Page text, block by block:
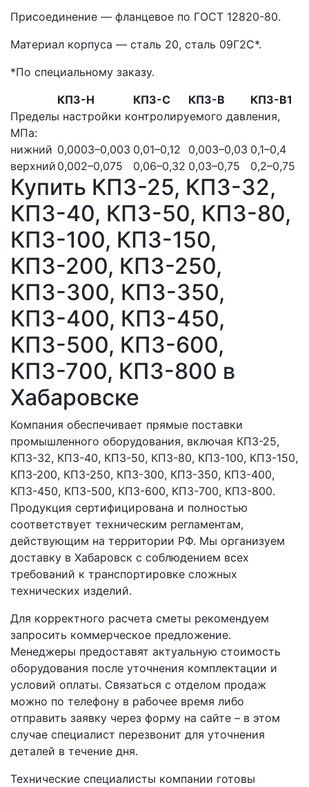
Присоединение — фланцевое по ГОСТ 12820-80.
Материал корпуса — сталь 20, сталь 09Г2С*.
*По специальному заказу.
КПЗ-Н
КПЗ-С КПЗ-В
КПЗ-В1
Пределы настройки контролируемого давления,
МПа:
нижний 0,0003–0,003 0,01–0,12 0,003–0,03 0,1–0,4
верхний 0,002–0,075 0,06–0,32 0,03–0,75 0,2–0,75
Купить КПЗ-25, КПЗ-32,
КПЗ-40, КПЗ-50, КПЗ-80,
КПЗ-100, КПЗ-150,
КПЗ-200, КПЗ-250,
КПЗ-300, КПЗ-350,
КПЗ-400, КПЗ-450,
КПЗ-500, КПЗ-600,
КПЗ-700, КПЗ-800 в
Хабаровске
Компания обеспечивает прямые поставки
промышленного оборудования, включая КПЗ-25,
КПЗ-32, КПЗ-40, КПЗ-50, КПЗ-80, КПЗ-100, КПЗ-150,
КПЗ-200, КПЗ-250, КПЗ-300, КПЗ-350, КПЗ-400,
КПЗ-450, КПЗ-500, КПЗ-600, КПЗ-700, КПЗ-800.
Продукция сертифицирована и полностью
соответствует техническим регламентам,
действующим на территории РФ. Мы организуем
доставку в Хабаровск с соблюдением всех
требований к транспортировке сложных
технических изделий.
Для корректного расчета сметы рекомендуем
запросить коммерческое предложение.
Менеджеры предоставят актуальную стоимость
оборудования после уточнения комплектации и
условий оплаты. Связаться с отделом продаж
можно по телефону в рабочее время либо
отправить заявку через форму на сайте – в этом
случае специалист перезвонит для уточнения
деталей в течение дня.
Технические специалисты компании готовы